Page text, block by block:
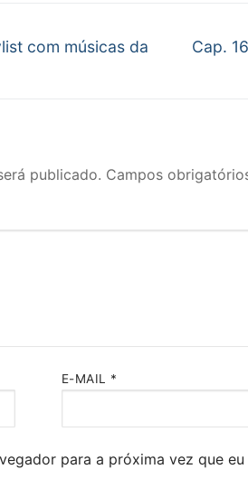
com músicas da
Próximo
Cap.
publicado. Campos
E-MAIL *
para a próxima vez que eu